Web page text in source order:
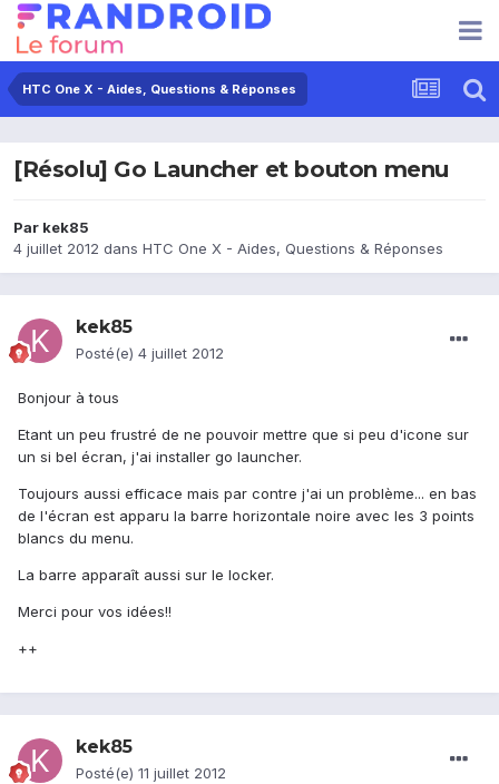
HTC One X - Aides, Questions & Réponses
[Résolu] Go Launcher et bouton menu
Par kek85
4 juillet 2012 dans HTC One X - Aides, Questions & Réponses
kek85
Posté(e) 4 juillet 2012
Bonjour à tous
Etant un peu frustré de ne pouvoir mettre que si peu d'icone sur
un si bel écran, j'ai installer go launcher.
Toujours aussi efficace mais par contre j'ai un problème... en bas
de l'écran est apparu la barre horizontale noire avec les 3 points
blancs du menu.
La barre apparaît aussi sur le locker.
Merci pour vos idées!!
++
kek85
Posté(e) 11 juillet 2012